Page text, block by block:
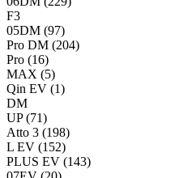
F3
05DM (97)
Pro DM (204)
Pro (16)
MAX (5)
Qin EV (1)
DM
UP(71)
Atto 3 (198)
L EV (152)
PLUS EV (143)